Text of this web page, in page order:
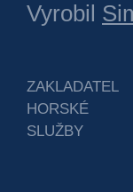
Vyrobil
ZAKLADATEL
HORSKÉ
SLUŽBY